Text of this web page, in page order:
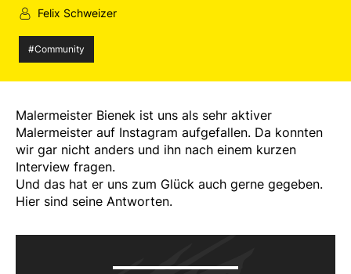
Felix Schweizer
#Community
Malermeister Bienek ist uns als sehr aktiver
Malermeister auf Instagram aufgefallen. Da konnten
wir gar nicht anders und ihn nach einem kurzen
Interview fragen.
Und das hat er uns zum Glück auch gerne gegeben.
Hier sind seine Antworten.